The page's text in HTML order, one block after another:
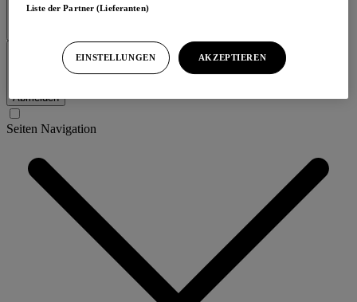
Abmelden
Seiten Navigation
Liste der Partner (Lieferanten)
EINSTELLUNGEN AKZEPTIEREN